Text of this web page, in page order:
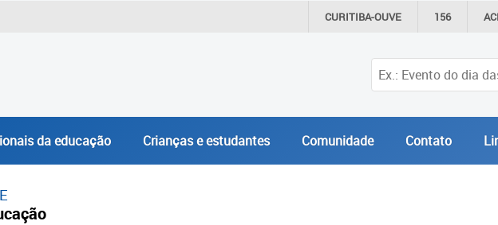
CURITIBA-OUVE 156
da educação Crianças e estudantes Comunidade Contato